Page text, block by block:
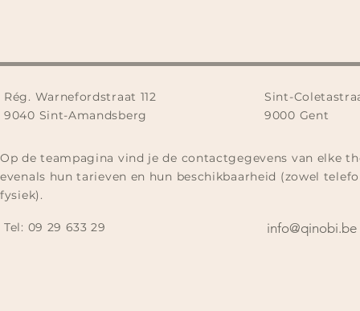
Rég. Warnefordstraat 112
9040 Sint-Amandsberg
Sint-
9000 Gent
Op de teampagina vind je de contactgegevens van elke
evenals hun tarieven en hun beschikbaarheid (zowel
fysiek).
Tel: 09 29 633 29​ info@qinobi.be